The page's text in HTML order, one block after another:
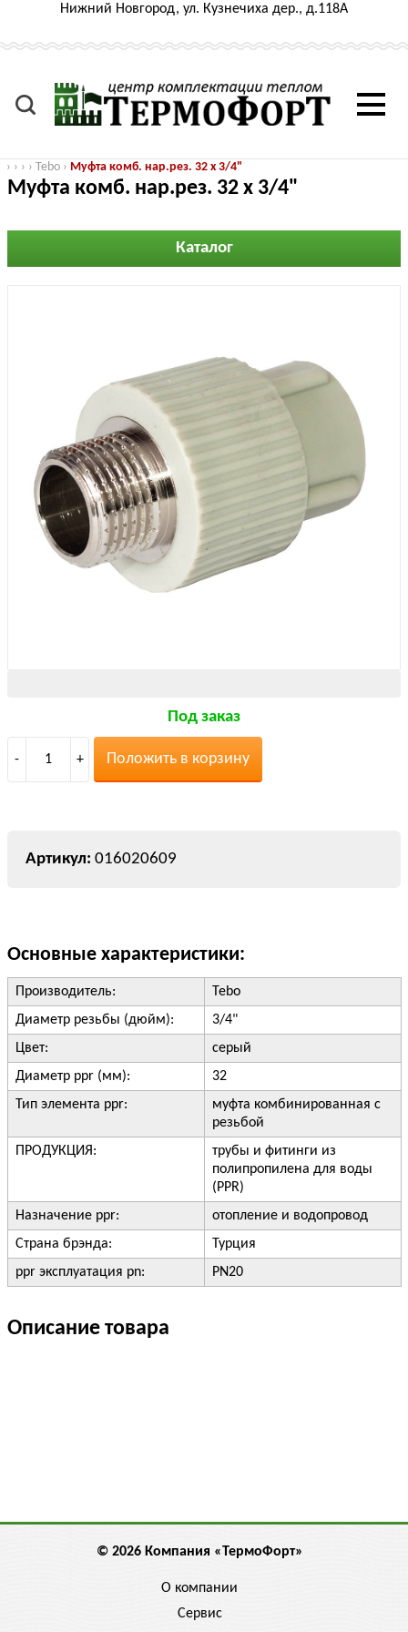
Нижний Новгород, ул. Кузнечиха дер., д.118А
› › › › Tebo › Муфта комб. нар.рез. 32 х 3/4"
Муфта комб. нар.рез. 32 х 3/4"
Каталог
Под заказ
- 1 + Положить в корзину
016020609
Основные характеристики:
Производитель:
Tebo
Диаметр резьбы (дюйм):
3/4"
Цвет:
серый
Диаметр ppr (мм):
32
Тип элемента ppr:
муфта комбинированная с
резьбой
ПРОДУКЦИЯ:
трубы и фитинги из
полипропилена для воды
(PPR)
Назначение ppr:
отопление и водопровод
Страна брэнда:
Турция
ppr эксплуатация pn:
PN20
Описание товара
© 2026 Компания «ТермоФорт»
О компании
Сервис